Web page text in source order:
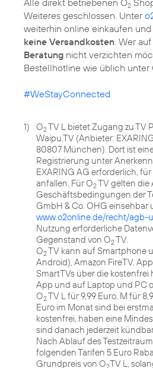
Alle direkt betriebenen O2
Weiteres geschlossen. Unter
weiterhin online einkaufen
keine Versandkosten. Wer
Beratung nicht verzichten
Bestellhotline wie üblich
#WeStayConnected
1) O2TV L bietet Zugang zu TV
Waipu.TV (Anbieter:
80807 München). Dort ist
Registrierung unter
EXARING AG erforderlich,
anfallen. Für O2TV gelten die
Geschäftsbedingungen der
GmbH & Co. OHG einsehbar
www.o2online.de/recht/agb-
Nutzung erforderliche
Gegenstand von O2TV.
O2TV kann auf Smartphone
Android), Amazon FireTV,
SmartTVs über die
App und auf Laptop und PC
O2TV L für 9,99 Euro, M für
Euro im Monat sind bei
kostenfrei, haben eine
sind danach jederzeit
Nach Ablauf des
folgenden Tarifen 5 Euro
Grundpreis von O2TV L,